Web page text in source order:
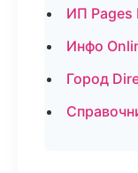
ИП
Инфо
Город